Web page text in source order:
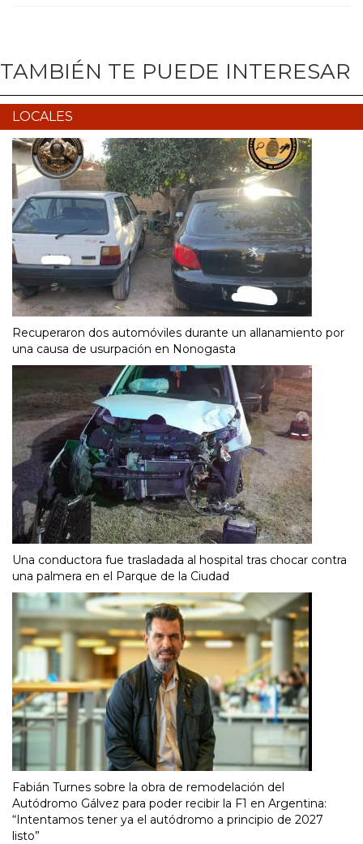
TAMBIÉN TE PUEDE INTERESAR
LOCALES
Recuperaron dos automóviles durante un allanamiento por
una causa de usurpación en Nonogasta
Una conductora fue trasladada al hospital tras chocar contra
una palmera en el Parque de la Ciudad
Fabián Turnes sobre la obra de remodelación del
Autódromo Gálvez para poder recibir la F1 en Argentina:
“Intentamos tener ya el autódromo a principio de 2027
listo”